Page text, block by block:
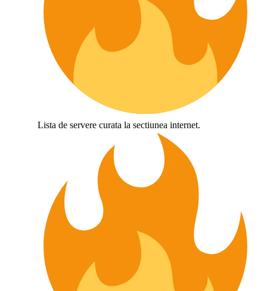
Lista de servere curata la sectiunea internet.